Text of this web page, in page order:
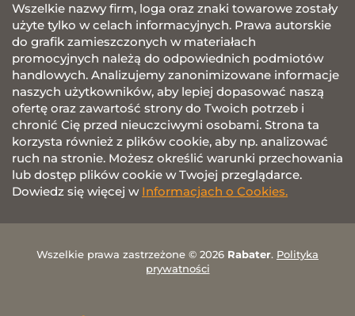
Wszelkie nazwy firm, loga oraz znaki towarowe zostały
użyte tylko w celach informacyjnych. Prawa autorskie
do grafik zamieszczonych w materiałach
promocyjnych należą do odpowiednich podmiotów
handlowych. Analizujemy zanonimizowane informacje
naszych użytkowników, aby lepiej dopasować naszą
ofertę oraz zawartość strony do Twoich potrzeb i
chronić Cię przed nieuczciwymi osobami. Strona ta
korzysta również z plików cookie, aby np. analizować
ruch na stronie. Możesz określić warunki przechowania
lub dostęp plików cookie w Twojej przeglądarce.
Dowiedz się więcej w Informacjach o Cookies.
Wszelkie prawa zastrzeżone © 2026 Rabater. Polityka
prywatności